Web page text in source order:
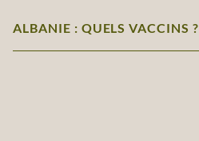
ALBANIE : QUELS VACCINS ?